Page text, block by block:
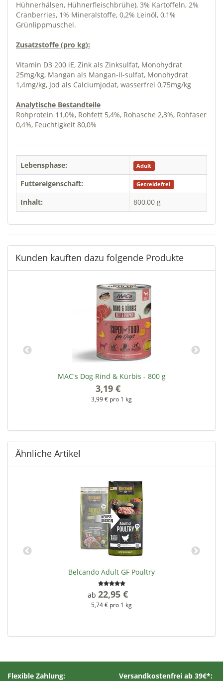
Hühnerhälsen, Hühnerfleischbrühe), 3% Kartoffeln, 2%
Cranberries, 1% Mineralstoffe, 0,2% Leinöl, 0,1%
Grünlippmuschel.
Zusatzstoffe (pro kg):
Vitamin D3 200 iE, Zink als Zinksulfat, Monohydrat
25mg/kg, Mangan als Mangan-II-sulfat, Monohydrat
1,4mg/kg, Jod als Calciumjodat, wasserfrei 0,75mg/kg
Analytische Bestandteile
Rohprotein 11,0%, Rohfett 5,4%, Rohasche 2,3%, Rohfaser
0,4%, Feuchtigkeit 80,0%
Lebensphase: Adult
Futtereigenschaft: Getreidefrei
Inhalt: 800,00 g
Kunden kauften dazu folgende Produkte
MAC's Dog Rind & Kürbis - 800 g
3,19 €
3,99 € pro 1 kg
Ähnliche Artikel
Belcando Adult GF Poultry
ab 22,95 €
5,74 € pro 1 kg
Flexible Zahlung: Versandkostenfrei ab 39€*: